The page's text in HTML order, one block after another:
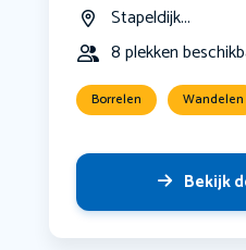
Stapeldijk...
8 plekken
Borrelen Wandelen
Bekijk